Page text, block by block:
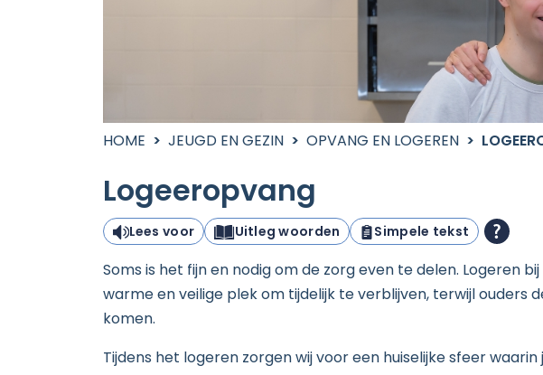
HOME JEUGD EN GEZIN OPVANG EN LOGEREN
Logeeropvang
Lees voor Uitleg woorden Simpele tekst
Soms is het fijn en nodig om de zorg even te delen. Logeren
warme en veilige plek om tijdelijk te verblijven, terwijl ouders
komen.
Tijdens het logeren zorgen wij voor een huiselijke sfeer